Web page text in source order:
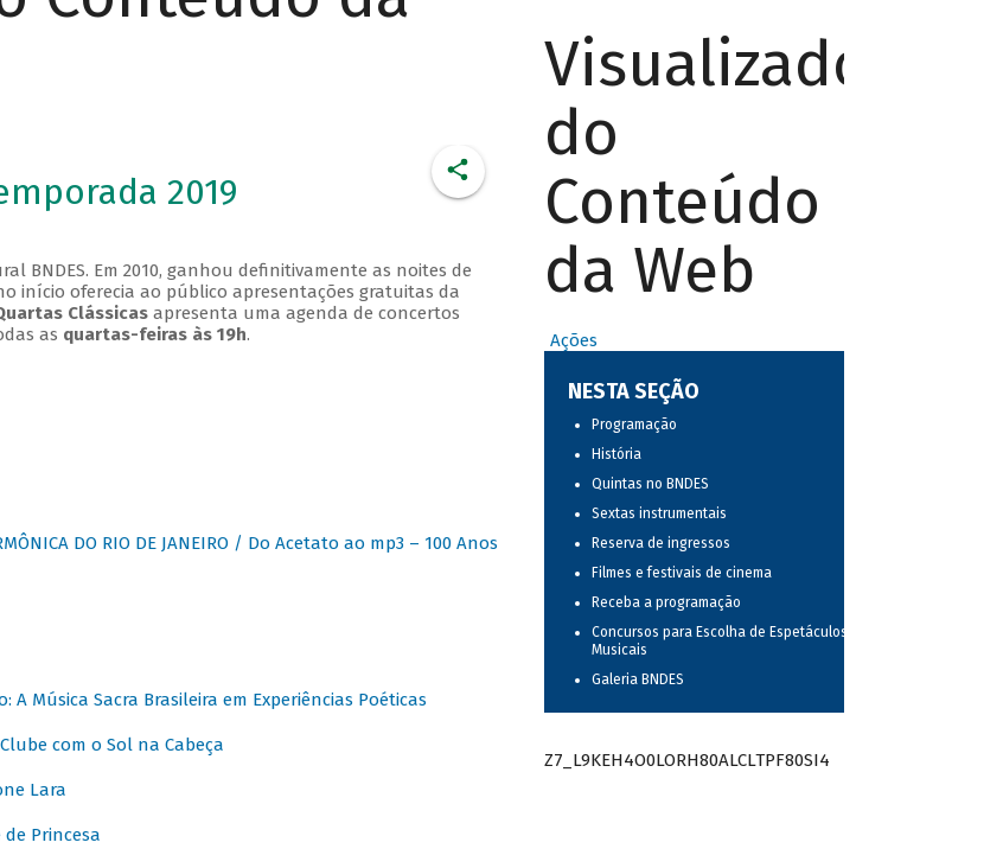
2019
BNDES. Em 2010, ganhou definitivamente as noites de
início oferecia ao público apresentações gratuitas da
Clássicasapresenta uma agenda de concertos
as quartas-feiras às 19h.
DO RIO DE JANEIRO / Do Acetato ao mp3 – 100 Anos
A Música Sacra Brasileira em Experiências Poéticas
com o Sol na Cabeça
Lara
de Princesa
Visualizador
do
Conteúdo
da Web
Ações
NESTA SEÇÃO
Programação
História
Quintas no BNDES
Sextas instrumentais
Reserva de ingressos
Filmes e festivais de cinema
Receba a programação
Concursos para Escolha de Espetáculos
Musicais
Galeria BNDES
Z7_L9KEH4O0LORH80ALCLTPF80SI4